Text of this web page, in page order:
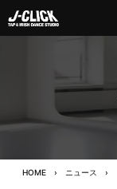
HOME › ニュース ›